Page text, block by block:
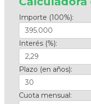
Importe (100%):
Interés (%):
Plazo (en años):
Cuota mensual: